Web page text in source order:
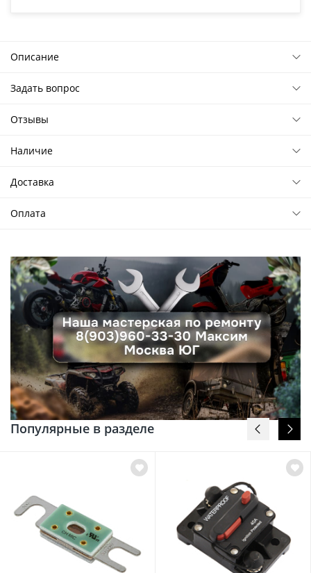
Описание
Задать вопрос
Отзывы
Наличие
Доставка
Оплата
Популярные в разделе